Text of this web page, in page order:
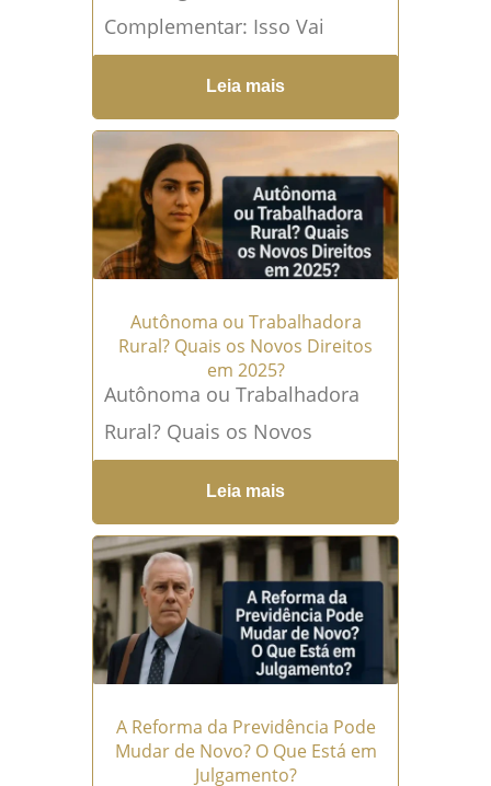
Complementar: Isso Vai
Impactar Sua Aposentadoria?
O avanço da tecnologia tem
revolucionado diversos
setores, e o mercado
financeiro...Leia mais →
Leia mais
Autônoma ou Trabalhadora
Rural? Quais os Novos Direitos
em 2025?
Autônoma ou Trabalhadora
Rural? Quais os Novos
Direitos em 2025 No vasto
universo da Previdência
Social, muitas mulheres se
encontram em uma...Leia
mais →
Leia mais
A Reforma da Previdência Pode
Mudar de Novo? O Que Está em
Julgamento?